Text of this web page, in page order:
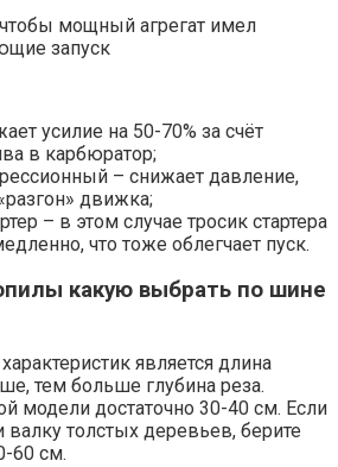
мощный агрегат имел
запуск
усилие на 50-70% за счёт
в карбюратор;
– снижает давление,
движка;
– в этом случае тросик стартера
что тоже облегчает пуск.
какую выбрать по шине
является длина
тем больше глубина реза.
модели достаточно 30-40 см. Если
валку толстых деревьев, берите
60 см.